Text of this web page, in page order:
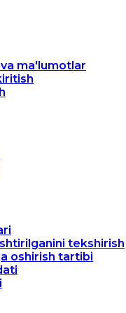
ma'lumotlar
tekshirish
oshirish tartibi